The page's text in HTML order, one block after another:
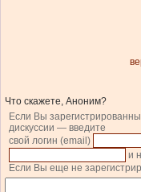
Что скажете, Аноним?
Если Вы
дискуссии — введите
свой логин (email)
и
Если Вы еще не